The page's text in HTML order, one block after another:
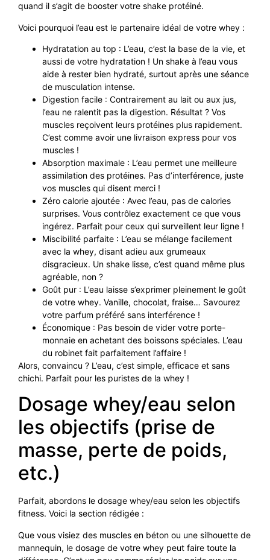
quand il s’agit de booster votre shake protéiné.
Voici pourquoi l’eau est le partenaire idéal de votre whey :
Hydratation au top : L’eau, c’est la base de la vie, et
aussi de votre hydratation ! Un shake à l’eau vous
aide à rester bien hydraté, surtout après une séance
de musculation intense.
Digestion facile : Contrairement au lait ou aux jus,
l’eau ne ralentit pas la digestion. Résultat ? Vos
muscles reçoivent leurs protéines plus rapidement.
C’est comme avoir une livraison express pour vos
muscles !
Absorption maximale : L’eau permet une meilleure
assimilation des protéines. Pas d’interférence, juste
vos muscles qui disent merci !
Zéro calorie ajoutée : Avec l’eau, pas de calories
surprises. Vous contrôlez exactement ce que vous
ingérez. Parfait pour ceux qui surveillent leur ligne !
Miscibilité parfaite : L’eau se mélange facilement
avec la whey, disant adieu aux grumeaux
disgracieux. Un shake lisse, c’est quand même plus
agréable, non ?
Goût pur : L’eau laisse s’exprimer pleinement le goût
de votre whey. Vanille, chocolat, fraise… Savourez
votre parfum préféré sans interférence !
Économique : Pas besoin de vider votre porte-
monnaie en achetant des boissons spéciales. L’eau
du robinet fait parfaitement l’affaire !
Alors, convaincu ? L’eau, c’est simple, efficace et sans
chichi. Parfait pour les puristes de la whey !
Dosage whey/eau selon
les objectifs (prise de
masse, perte de poids,
etc.)
Parfait, abordons le dosage whey/eau selon les objectifs
fitness. Voici la section rédigée :
Que vous visiez des muscles en béton ou une silhouette de
mannequin, le dosage de votre whey peut faire toute la